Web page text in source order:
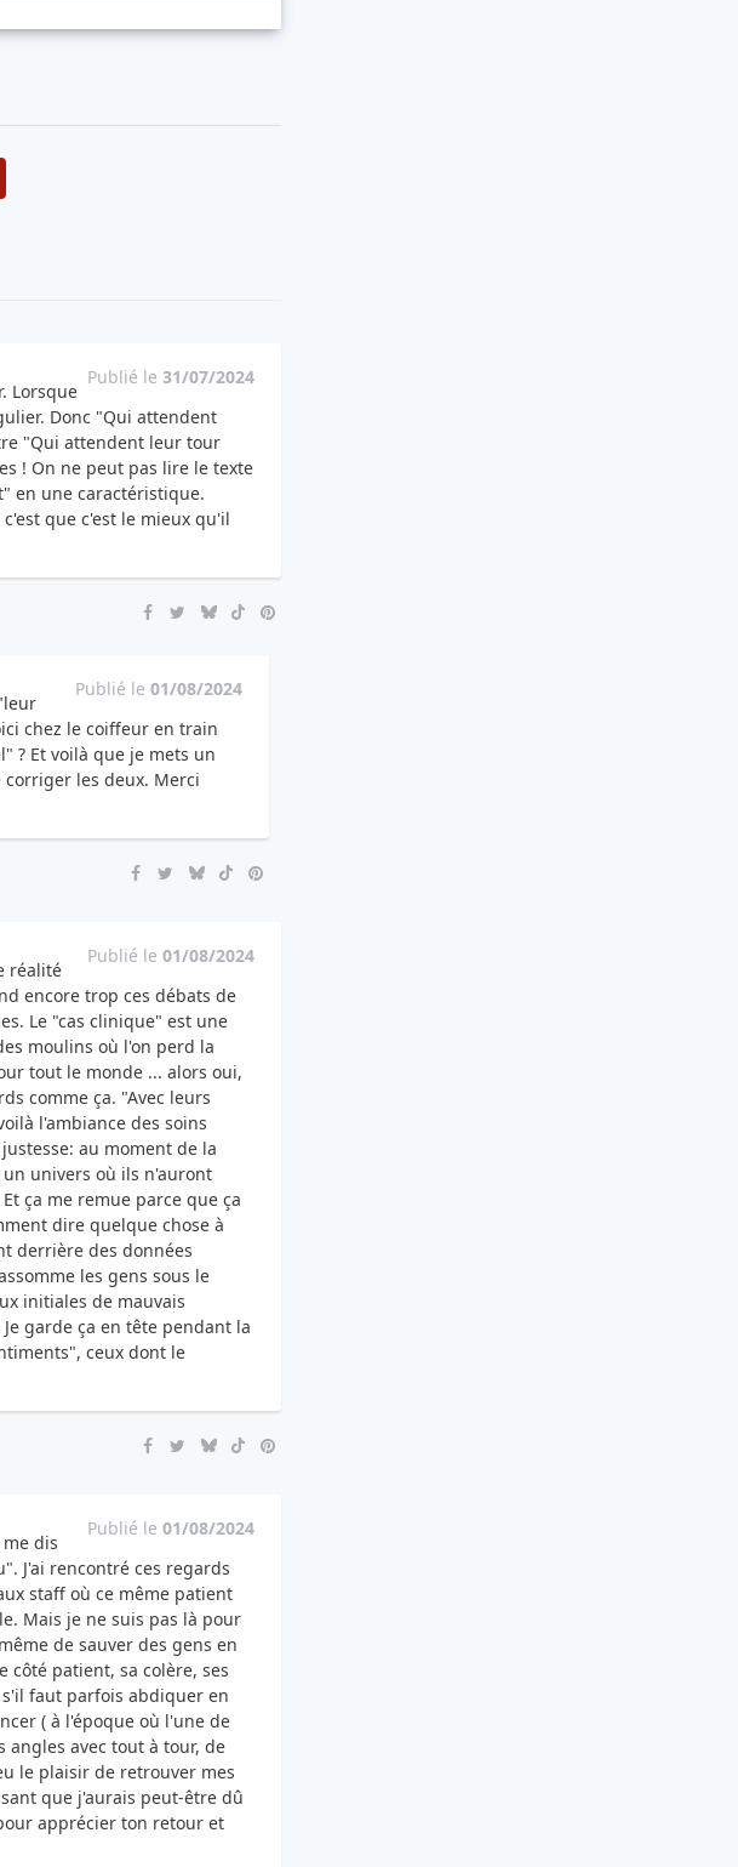
Publié le 31/07/2024
Lorsque
Donc "Qui attendent
"Qui attendent leur tour
! On ne peut pas lire le texte
en une caractéristique.
que c'est le mieux qu'il
Publié le 01/08/2024
chez le coiffeur en train
? Et voilà que je mets un
corriger les deux. Merci
Publié le 01/08/2024
réalité
encore trop ces débats de
Le "cas clinique" est une
moulins où l'on perd la
tout le monde ... alors oui,
comme ça. "Avec leurs
l'ambiance des soins
au moment de la
univers où ils n'auront
ça me remue parce que ça
dire quelque chose à
derrière des données
les gens sous le
initiales de mauvais
garde ça en tête pendant la
ceux dont le
Publié le 01/08/2024
dis
J'ai rencontré ces regards
staff où ce même patient
Mais je ne suis pas là pour
de sauver des gens en
patient, sa colère, ses
faut parfois abdiquer en
( à l'époque où l'une de
angles avec tout à tour, de
le plaisir de retrouver mes
que j'aurais peut-être dû
apprécier ton retour et